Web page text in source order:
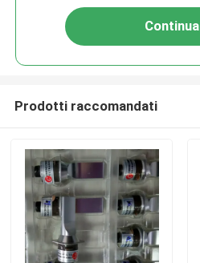
Continua
Prodotti raccomandati